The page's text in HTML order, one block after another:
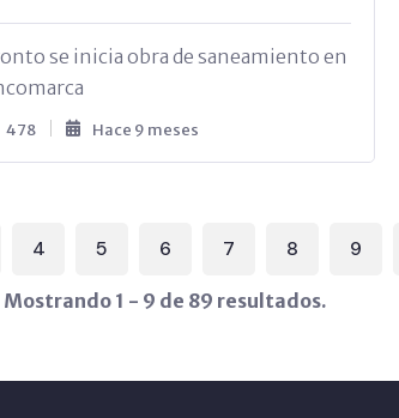
se inicia obra de saneamiento en
478 Hace 9 meses
4 5 6 7 8 9
Mostrando 1 - 9 de 89 resultados.